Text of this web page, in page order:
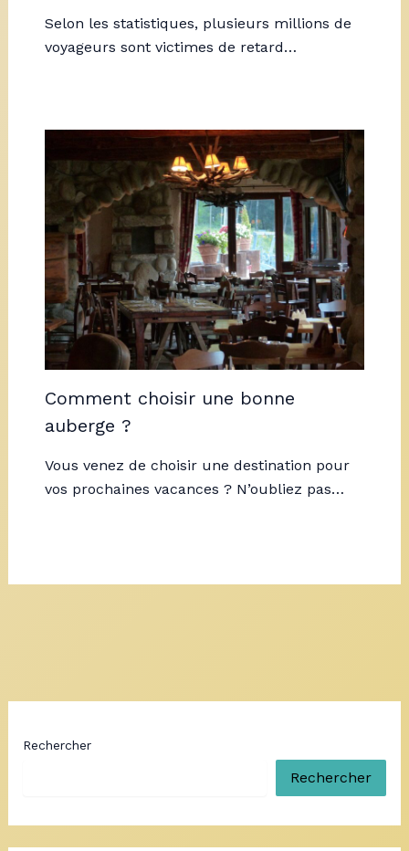
Selon les statistiques, plusieurs millions de
voyageurs sont victimes de retard…
Comment choisir une bonne
auberge ?
Vous venez de choisir une destination pour
vos prochaines vacances ? N’oubliez pas…
Rechercher
Rechercher